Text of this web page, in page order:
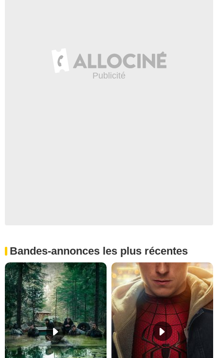
Bandes-annonces les plus récentes